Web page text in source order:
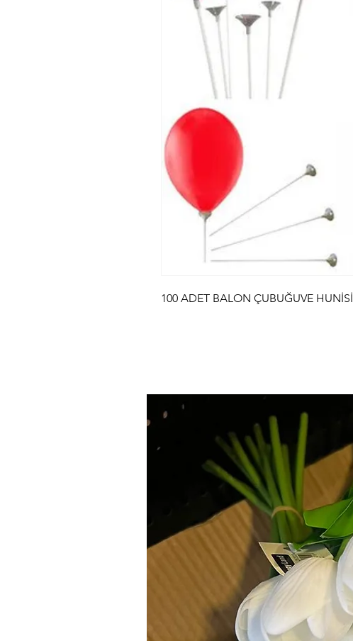
100 ADET BALON ÇUBUĞUVE HUNİSİ